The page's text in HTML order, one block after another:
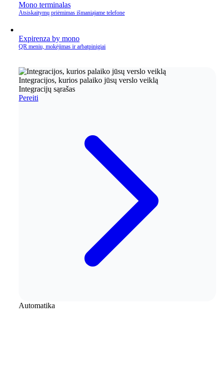
Mono terminalas
Atsiskaitymų priėmimas išmaniajame telefone
Expirenza by mono
QR meniu, mokėjimas ir arbatpinigiai
Integracijos, kurios palaiko jūsų verslo veiklą
Integracijų sąrašas
Pereiti
Automatika